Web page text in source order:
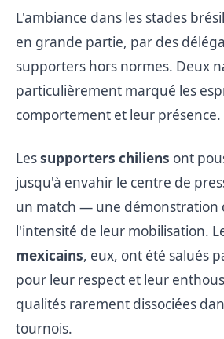
L'ambiance dans les stades
en grande partie, par des
supporters hors normes. Deux
particulièrement marqué les
comportement et leur présence.
Lessupporters chiliens ont
jusqu'à envahir le centre de
un match — une démonstration
l'intensité de leur mobilisation.
mexicains, eux, ont été salués
pour leur respect et leur
qualités rarement dissociées
tournois.